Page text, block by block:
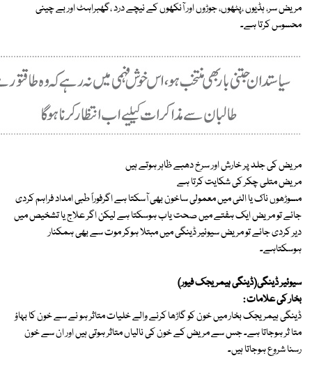
مریض سر، ہڈیوں ،پٹھوں، جوڑوں اور آنکھوں کے نیچے درد ،گھبراہٹ اور بے چینی
محسوس کرتا ہے۔
مریض کی جلد پر خارش اور سرخ دھبے ظاہر ہوتے ہیں
مریض متلی چکر کی شکایت کرتا ہے
مسوڑھوں ناک یا الٹی میں معمولی ساخون بھی آسکتا ہے اگرفوراً طبی امداد فراہم کردی
جائے تو مریض ایک ہفتے میں صحت یاب ہوسکتا ہے لیکن اگر علاج یا تشخیص میں
دیر کردی جائے تو مریض سیوئیر ڈینگی میں مبتلا ہوکر موت سے بھی ہمکنار
ہوسکتاہے۔
سیوئیر ڈینگی(ڈینگی ہیمریجک فیور)
بخار کی علامات :
ڈینگی ہیمریجک بخار میں خون کو گاڑھا کرنے والے خلیات متاثر ہو نے سے خون کا بہاؤ
متا ثر ہوجاتا ہے۔ جس سے مریض کے خون کی نالیاں متاثر ہوتی ہیں اور ان سے خون
رسنا شروع ہوجاتا ہیں۔